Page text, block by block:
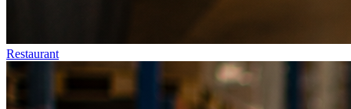
Restaurant